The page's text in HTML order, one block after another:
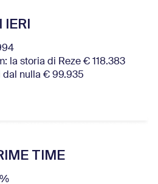
IERI
la storia di Reze € 118.383
dal nulla € 99.935
TIME